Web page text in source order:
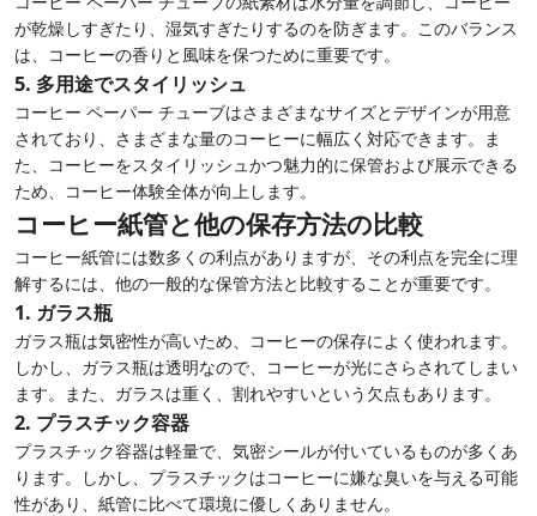
が乾燥しすぎたり、湿気すぎたりするのを防ぎます。このバランス
は、コーヒーの香りと風味を保つために重要です。
5. 多用途でスタイリッシュ
コーヒー ペーパー チューブはさまざまなサイズとデザインが用意
されており、さまざまな量のコーヒーに幅広く対応できます。ま
た、コーヒーをスタイリッシュかつ魅力的に保管および展示できる
ため、コーヒー体験全体が向上します。
コーヒー紙管と他の保存方法の比較
コーヒー紙管には数多くの利点がありますが、その利点を完全に理
解するには、他の一般的な保管方法と比較することが重要です。
1. ガラス瓶
ガラス瓶は気密性が高いため、コーヒーの保存によく使われます。
しかし、ガラス瓶は透明なので、コーヒーが光にさらされてしまい
ます。また、ガラスは重く、割れやすいという欠点もあります。
2. プラスチック容器
プラスチック容器は軽量で、気密シールが付いているものが多くあ
ります。しかし、プラスチックはコーヒーに嫌な臭いを与える可能
性があり、紙管に比べて環境に優しくありません。